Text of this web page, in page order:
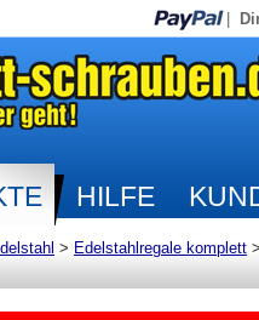
HILFE
> Edelstahlregale komplett